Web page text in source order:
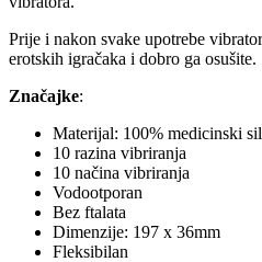
Prije i nakon svake upotrebe
erotskih igračaka i dobro ga osušite.
Značajke:
Materijal: 100% medicinski
10 razina vibriranja
10 načina vibriranja
Vodootporan
Bez ftalata
Dimenzije: 197 x 36mm
Fleksibilan